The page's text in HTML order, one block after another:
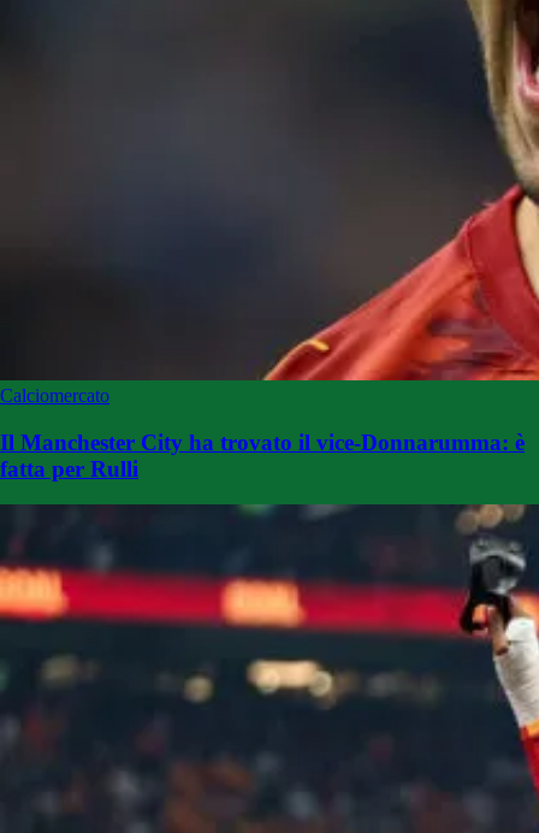
Calciomercato
Il Manchester City ha trovato il vice-Donnarumma: è
fatta per Rulli